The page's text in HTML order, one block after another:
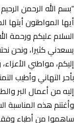
“بسم الله الرحمن الرحيم
أيها المواطنون أيتها
السلام عليكم ورحمة
يسعدني كثيرا، ونحن
إليكم، مواطني
بأحر التهاني وأطيب
إليه من أعمال البر
وأغتنم هذه المناسبة
ساهموا من أطباء